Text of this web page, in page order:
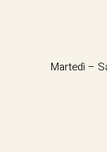
Martedì –